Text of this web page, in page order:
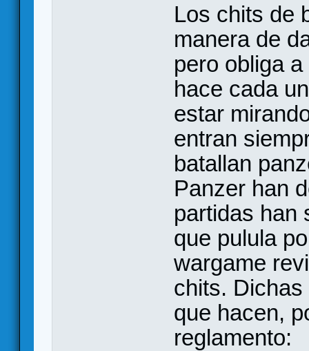
Los chits de
manera de
pero obliga
hace cada
estar
entran
batallan
Panzer han
partidas han
que pulula
wargame
chits.
que hacen,
reglamento: